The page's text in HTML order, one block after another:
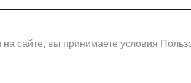
сайте, вы принимаете условия